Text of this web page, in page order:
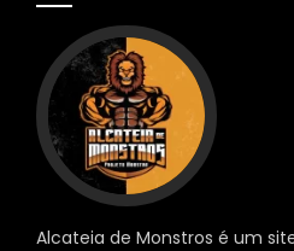
Alcateia de Monstros é um